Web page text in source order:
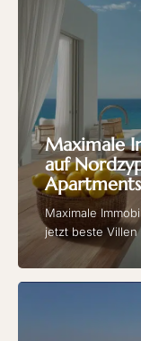
Maximale
auf
Maximale
jetzt beste Villen